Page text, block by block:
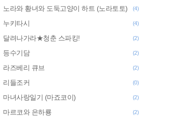
노라와 황녀와 도둑고양이 하트 (노라토토) (4)
누키타시 (4)
달려나가라★청춘 스파킹! (2)
등수기담 (2)
라즈베리 큐브 (2)
리들조커 (0)
마녀사랑일기 (마죠코이) (2)
마르코와 은하룡 (2)